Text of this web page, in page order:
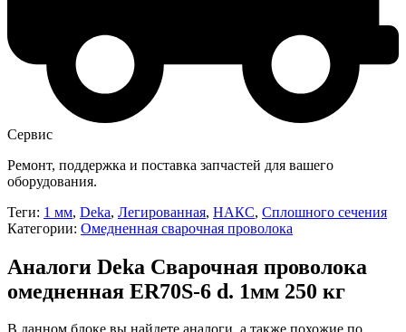
Сервис
Ремонт, поддержка и поставка запчастей для вашего
оборудования.
Теги: 1 мм, Deka, Легированная, НАКС, Сплошного сечения
Категории: Омедненная сварочная проволока
Аналоги Deka Сварочная проволока
омедненная ER70S-6 d. 1мм 250 кг